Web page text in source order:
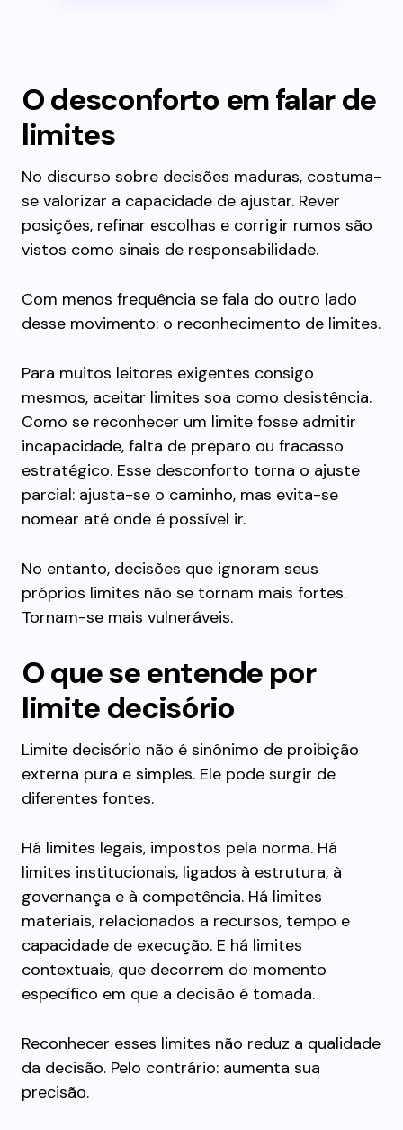
O desconforto em falar de
limites
No discurso sobre decisões maduras, costuma-
se valorizar a capacidade de ajustar. Rever
posições, refinar escolhas e corrigir rumos são
vistos como sinais de responsabilidade.
Com menos frequência se fala do outro lado
desse movimento: o reconhecimento de limites.
Para muitos leitores exigentes consigo
mesmos, aceitar limites soa como desistência.
Como se reconhecer um limite fosse admitir
incapacidade, falta de preparo ou fracasso
estratégico. Esse desconforto torna o ajuste
parcial: ajusta-se o caminho, mas evita-se
nomear até onde é possível ir.
No entanto, decisões que ignoram seus
próprios limites não se tornam mais fortes.
Tornam-se mais vulneráveis.
O que se entende por
limite decisório
Limite decisório não é sinônimo de proibição
externa pura e simples. Ele pode surgir de
diferentes fontes.
Há limites legais, impostos pela norma. Há
limites institucionais, ligados à estrutura, à
governança e à competência. Há limites
materiais, relacionados a recursos, tempo e
capacidade de execução. E há limites
contextuais, que decorrem do momento
específico em que a decisão é tomada.
Reconhecer esses limites não reduz a qualidade
da decisão. Pelo contrário: aumenta sua
precisão.